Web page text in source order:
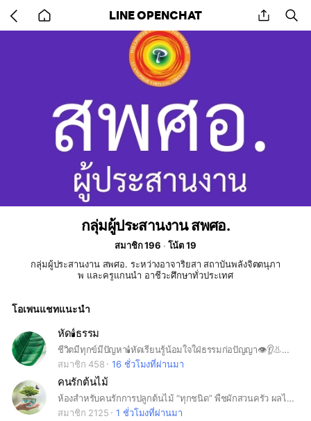
back
to
LINE OPENCHAT share
กลุ่มผู้ประสานงาน สพศอ.
สมาชิก 196
โน้ต 19
กลุ่มผู้ประสานงาน สพศอ. ระหว่างอาจาริยสา สถาบันพลังจิตตนุภา
พ และครูแกนนำ อาชีวะศึกษาทั่วประเทศ
โอเพนแชทแนะนำ
หัด🕯ธรรม
ชีวิตมีทุกข์มีปัญหา🕯หัดเรียนรู้น้อมใจใฝ่ธรรมก่อปัญญา👁👂👃👅🚶❤ 😇ชนะปัญหา ชนะตนเอง😇
สมาชิก 458
16 ชั่วโมงที่ผ่านมา
คนรักต้นไม้
ห้องสำหรับคนรักการปลูกต้นไม้ “ทุกชนิด” พืชผักสวนครัว ผลไม้ ไม้ดอกไม้ประดับ แคคตัส ฯลฯ 🙋🏻‍♀️ มาอวดต้นไม้และผลผลิตของคุณที่นี่ ! 😃 มาแลกเปลี่ยนความรู้เรื่องต้นไม้ วิธีการปลูก ปัญหาที่พบ และความสุขจากการปลูกต้นไม้กันเถอะ คุยกันทั้งวัน..ฉันท์พี่น้อง 🥰
สมาชิก 2125
1 ชั่วโมงที่ผ่านมา